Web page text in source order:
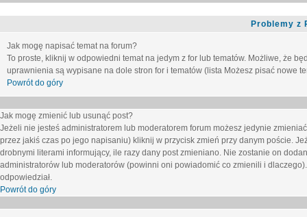
Problemy z
Jak mogę napisać temat na forum?
To proste, kliknij w odpowiedni temat na jedym z for lub tematów. Możliwe, że
uprawnienia są wypisane na dole stron for i tematów (lista Możesz pisać nowe
Powrót do góry
Jak mogę zmienić lub usunąć post?
Jeżeli nie jesteś administratorem lub moderatorem forum możesz jedynie
przez jakiś czas po jego napisaniu) kliknij w przycisk zmień przy danym poście.
drobnymi literami informujący, ile razy dany post zmieniano. Nie zostanie on
administratorów lub moderatorów (powinni oni powiadomić co zmienili i
odpowiedział.
Powrót do góry